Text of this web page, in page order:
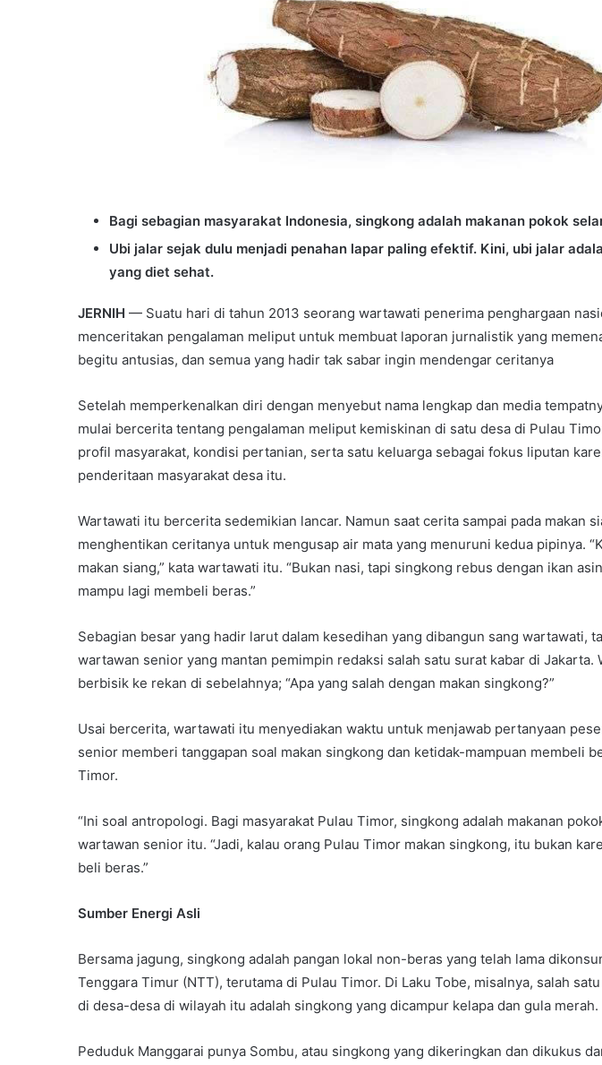
Bagi sebagian masyarakat Indonesia, singkong adalah makanan pokok
Ubi jalar sejak dulu menjadi penahan lapar paling efektif. Kini, ubi jalar
yang diet sehat.
JERNIH — Suatu hari di tahun 2013 seorang wartawati penerima penghargaan
menceritakan pengalaman meliput untuk membuat laporan jurnalistik yang
begitu antusias, dan semua yang hadir tak sabar ingin mendengar ceritanya
Setelah memperkenalkan diri dengan menyebut nama lengkap dan media
mulai bercerita tentang pengalaman meliput kemiskinan di satu desa di Pulau
profil masyarakat, kondisi pertanian, serta satu keluarga sebagai fokus liputan
penderitaan masyarakat desa itu.
Wartawati itu bercerita sedemikian lancar. Namun saat cerita sampai pada makan
menghentikan ceritanya untuk mengusap air mata yang menuruni kedua pipinya.
makan siang,” kata wartawati itu. “Bukan nasi, tapi singkong rebus dengan ikan
mampu lagi membeli beras.”
Sebagian besar yang hadir larut dalam kesedihan yang dibangun sang wartawati,
wartawan senior yang mantan pemimpin redaksi salah satu surat kabar di Jakarta.
berbisik ke rekan di sebelahnya; “Apa yang salah dengan makan singkong?”
Usai bercerita, wartawati itu menyediakan waktu untuk menjawab pertanyaan
senior memberi tanggapan soal makan singkong dan ketidak-mampuan membeli
Timor.
“Ini soal antropologi. Bagi masyarakat Pulau Timor, singkong adalah makanan
wartawan senior itu. “Jadi, kalau orang Pulau Timor makan singkong, itu bukan
beli beras.”
Sumber Energi Asli
Bersama jagung, singkong adalah pangan lokal non-beras yang telah lama
Tenggara Timur (NTT), terutama di Pulau Timor. Di Laku Tobe, misalnya, salah
di desa-desa di wilayah itu adalah singkong yang dicampur kelapa dan gula merah.
Peduduk Manggarai punya Sombu, atau singkong yang dikeringkan dan dikukus